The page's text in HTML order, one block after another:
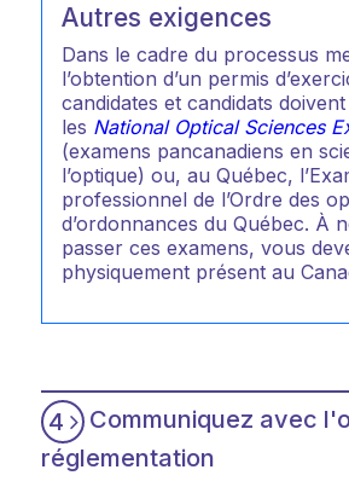
Autres exigences
Dans le cadre du processus
l’obtention d’un permis
candidates et candidats
les National Optical Sciences
(examens pancanadiens en
l’optique) ou, au Québec,
professionnel de l’Ordre des
d’ordonnances du Québec. À
passer ces examens, vous
physiquement présent au
4
Communiquez avec
réglementation